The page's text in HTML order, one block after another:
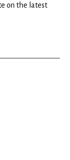
on the latest